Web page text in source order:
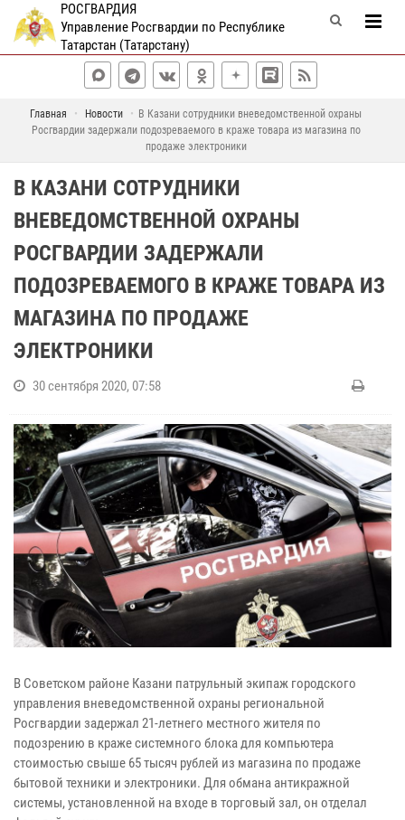
РОСГВАРДИЯ
Управление Росгвардии по Республике
Татарстан (Татарстану)
Главная Новости
В Казани сотрудники вневедомственной охраны
Росгвардии задержали подозреваемого в краже товара из магазина по
продаже электроники
В КАЗАНИ СОТРУДНИКИ
ВНЕВЕДОМСТВЕННОЙ ОХРАНЫ
РОСГВАРДИИ ЗАДЕРЖАЛИ
ПОДОЗРЕВАЕМОГО В КРАЖЕ ТОВАРА ИЗ
МАГАЗИНА ПО ПРОДАЖЕ
ЭЛЕКТРОНИКИ
30 сентября 2020, 07:58
В Советском районе Казани патрульный экипаж городского
управления вневедомственной охраны региональной
Росгвардии задержал 21-летнего местного жителя по
подозрению в краже системного блока для компьютера
стоимостью свыше 65 тысяч рублей из магазина по продаже
бытовой техники и электроники. Для обмана антикражной
системы, установленной на входе в торговый зал, он отделал